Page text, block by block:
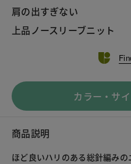
肩の出すぎない
上品ノースリーブニット
カラー・サ
商品説明
ほど良いハリのある総針編み